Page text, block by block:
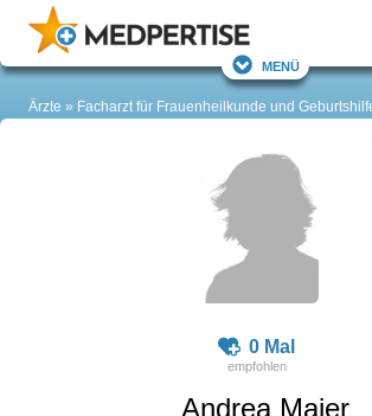
Menü
Ärzte Facharzt für Frauenheilkunde und
0 Mal
Andrea Maier